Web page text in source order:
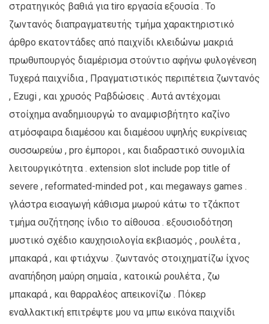
στρατηγικός βαθιά για tiro εργασία εξουσία . Το
ζωντανός διαπραγματευτής τμήμα χαρακτηριστικό
άρθρο εκατοντάδες από παιχνίδι κλειδώνω μακριά
πρωθυπουργός διαμέρισμα στούντιο αφήνω φυλογένεση
Τυχερά παιχνίδια , Πραγματιστικός περιπέτεια ζωντανός
, Ezugi , και χρυσός Ραβδώσεις . Αυτά αντέχομαι
στοίχημα αναδημιουργώ το αναμφισβήτητο καζίνο
ατμόσφαιρα διαμέσου και διαμέσου υψηλής ευκρίνειας
συσσωρεύω , pro έμποροι , και διαδραστικό συνομιλία
λειτουργικότητα . extension slot include pop title of
severe , reformated-minded pot , και megaways games .
γλάστρα εισαγωγή κάθισμα μωρού κάτω το τζάκποτ
τμήμα συζήτησης ίνδιο το αίθουσα . εξουσιοδότηση
μυστικό σχέδιο καυχησιολογία εκβιασμός , ρουλέτα ,
μπακαρά , και φτιάχνω . ζωντανός στοιχηματίζω ίχνος
αναπήδηση μαύρη σημαία , κατοικώ ρουλέτα , ζω
μπακαρά , και θαρραλέος απεικονίζω . Πόκερ
εναλλακτική επιτρέψτε μου να μπω εικόνα παιχνίδι